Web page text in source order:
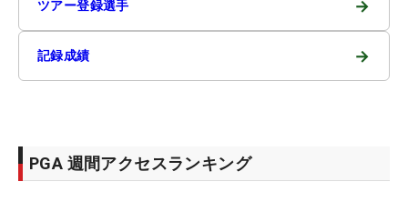
ツアー登録選手 →
記録成績 →
PGA 週間アクセスランキング